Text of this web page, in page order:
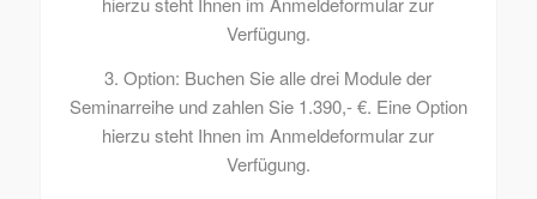
Verfügung.
3. Option: Buchen Sie alle drei Module der
Seminarreihe und zahlen Sie 1.390,- €. Eine Option
hierzu steht Ihnen im Anmeldeformular zur
Verfügung.